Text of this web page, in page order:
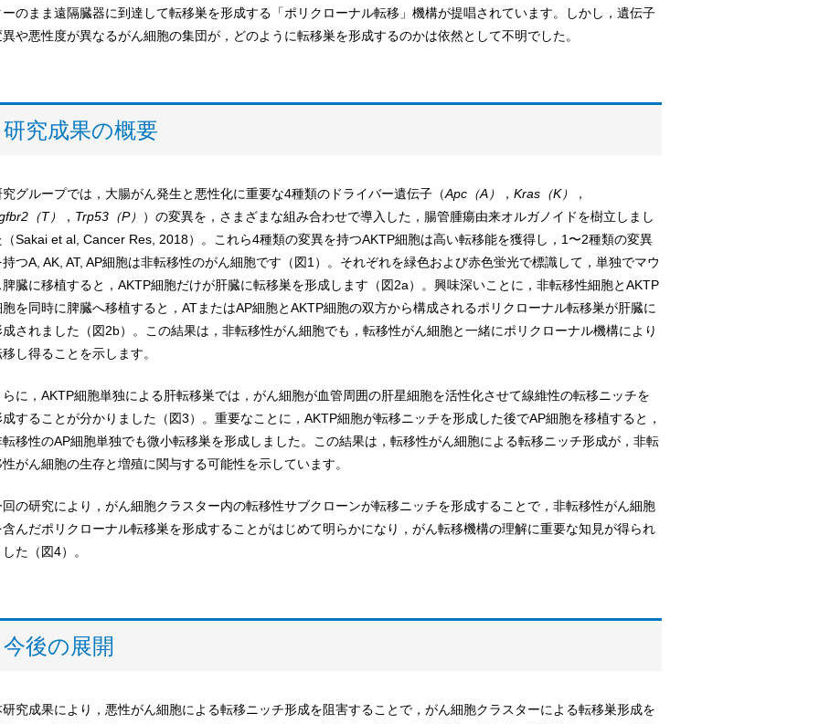
ーのまま遠隔臓器に到達して転移巣を形成する「ポリクローナル転移」機構が提唱されています。しかし，遺伝子
異や悪性度が異なるがん細胞の集団が，どのように転移巣を形成するのかは依然として不明でした。
研究成果の概要
究グループでは，大腸がん発生と悪性化に重要な4種類のドライバー遺伝子（Apc（A） ， Kras（K）
，
（T）
， Trp53（P）
）の変異を，さまざまな組み合わせで導入した，腸管腫瘍由来オルガノイドを樹立しまし
（Sakai et al, Cancer Res, 2018）。これら4種類の変異を持つAKTP細胞は高い転移能を獲得し，1〜2種類の変異
持つA, AK, AT, AP細胞は非転移性のがん細胞です（図1）。それぞれを緑色および赤色蛍光で標識して，単独でマウ
脾臓に移植すると，AKTP細胞だけが肝臓に転移巣を形成します（図2a）。興味深いことに，非転移性細胞とAKTP
胞を同時に脾臓へ移植すると，ATまたはAP細胞とAKTP細胞の双方から構成されるポリクローナル転移巣が肝臓に
成されました（図2b）。この結果は，非転移性がん細胞でも，転移性がん細胞と一緒にポリクローナル機構により
し得ることを示します。
らに，AKTP細胞単独による肝転移巣では，がん細胞が血管周囲の肝星細胞を活性化させて線維性の転移ニッチを
成することが分かりました（図3）。重要なことに，AKTP細胞が転移ニッチを形成した後でAP細胞を移植すると，
転移性のAP細胞単独でも微小転移巣を形成しました。この結果は，転移性がん細胞による転移ニッチ形成が，非転
性がん細胞の生存と増殖に関与する可能性を示しています。
回の研究により，がん細胞クラスター内の転移性サブクローンが転移ニッチを形成することで，非転移性がん細胞
含んだポリクローナル転移巣を形成することがはじめて明らかになり，がん転移機構の理解に重要な知見が得られ
た（図4）。
今後の展開
研究成果により，悪性がん細胞による転移ニッチ形成を阻害することで，がん細胞クラスターによる転移巣形成を